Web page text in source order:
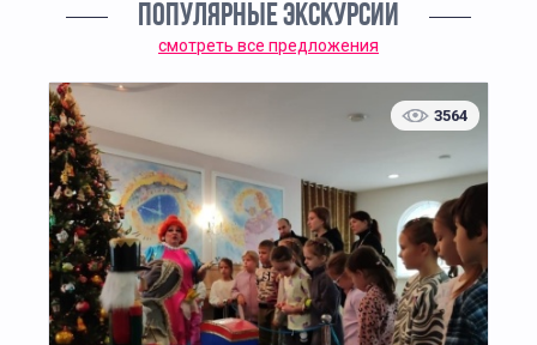
ПОПУЛЯРНЫЕ ЭКСКУРСИИ
смотреть все предложения
3564